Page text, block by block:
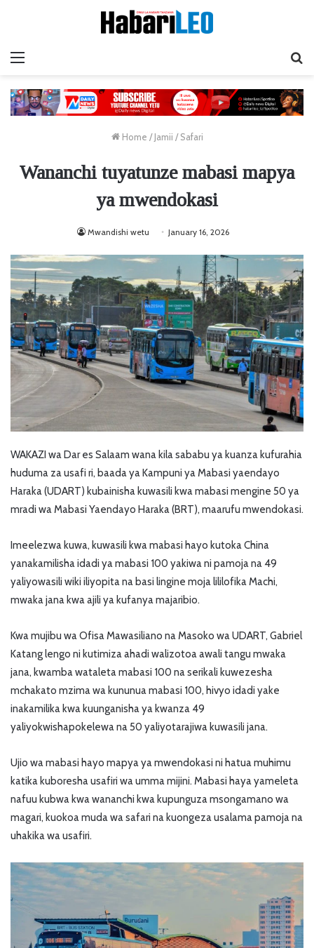
Home / Jamii / Safari
Wananchi tuyatunze mabasi mapya
ya mwendokasi
Mwandishi wetu January 16, 2026
WAKAZI wa Dar es Salaam wana kila sababu ya kuanza kufurahia
huduma za usafi ri, baada ya Kampuni ya Mabasi yaendayo
Haraka (UDART) kubainisha kuwasili kwa mabasi mengine 50 ya
mradi wa Mabasi Yaendayo Haraka (BRT), maarufu mwendokasi.
Imeelezwa kuwa, kuwasili kwa mabasi hayo kutoka China
yanakamilisha idadi ya mabasi 100 yakiwa ni pamoja na 49
yaliyowasili wiki iliyopita na basi lingine moja lililofika Machi,
mwaka jana kwa ajili ya kufanya majaribio.
Kwa mujibu wa Ofisa Mawasiliano na Masoko wa UDART, Gabriel
Katang lengo ni kutimiza ahadi walizotoa awali tangu mwaka
jana, kwamba wataleta mabasi 100 na serikali kuwezesha
mchakato mzima wa kununua mabasi 100, hivyo idadi yake
inakamilika kwa kuunganisha ya kwanza 49
yaliyokwishapokelewa na 50 yaliyotarajiwa kuwasili jana.
Ujio wa mabasi hayo mapya ya mwendokasi ni hatua muhimu
katika kuboresha usafiri wa umma mijini. Mabasi haya yameleta
nafuu kubwa kwa wananchi kwa kupunguza msongamano wa
magari, kuokoa muda wa safari na kuongeza usalama pamoja na
uhakika wa usafiri.